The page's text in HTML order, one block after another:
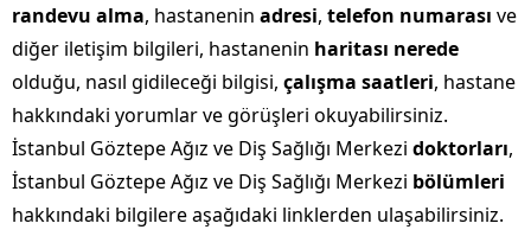
randevu alma, hastanenin adresi, telefon numarası ve
diğer iletişim bilgileri, hastanenin haritası nerede
olduğu, nasıl gidileceği bilgisi, çalışma saatleri, hastane
hakkındaki yorumlar ve görüşleri okuyabilirsiniz.
İstanbul Göztepe Ağız ve Diş Sağlığı Merkezi doktorları,
İstanbul Göztepe Ağız ve Diş Sağlığı Merkezi bölümleri
hakkındaki bilgilere aşağıdaki linklerden ulaşabilirsiniz.